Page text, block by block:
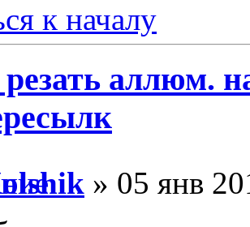
к началу
резать аллюм.
» 05 янв